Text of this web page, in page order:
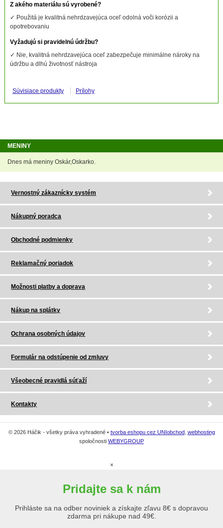
Z akého materiálu sú vyrobené?
✓ Použitá je kvalitná nehrdzavejúca oceľ odolná voči korózii a
opotrebovaniu
Vyžadujú si pravidelnú údržbu?
✓ Nie, kvalitná nehrdzavejúca oceľ zabezpečuje minimálne nároky na
údržbu a dlhú životnosť nástroja
Súvisiace produkty Prílohy
MENINY
Dnes má meniny Oskár,Oskarko.
Vernostný zákaznícky systém
Nákupný poradca
Obchodné podmienky
Reklamačný poriadok
Možnosti platby a doprava
Nákup na splátky
Ochrana osobných údajov
Formulár na odstúpenie od zmluvy
Všeobecné pravidlá súťaží
Kontakty
© 2026 Háčik - všetky práva vyhradené • tvorba eshopu cez UNIobchod, webhosting
spoločnosti WEBYGROUP
×
Pridajte sa k nám
Prihláste sa na odber noviniek a získajte zľavu 8€ s dopravou
zdarma pri nákupe nad 49€.